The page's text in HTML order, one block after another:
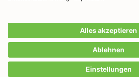
IN DEN
Wir machen Bio aus
Versandkostenund ggf.
nicht anders angegeben.